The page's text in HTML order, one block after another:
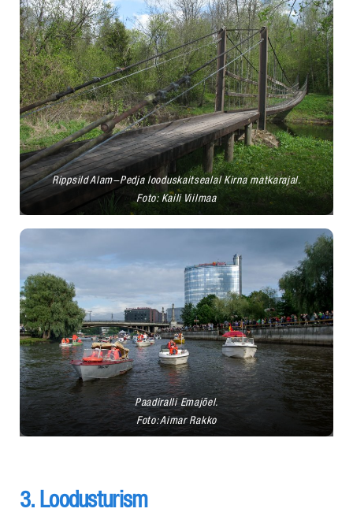
Rippsild Alam-Pedja looduskaitsealal Kirna matkarajal.
Foto: Kaili Viilmaa
Paadiralli Emajõel.
Foto: Aimar Rakko
3. Loodusturism